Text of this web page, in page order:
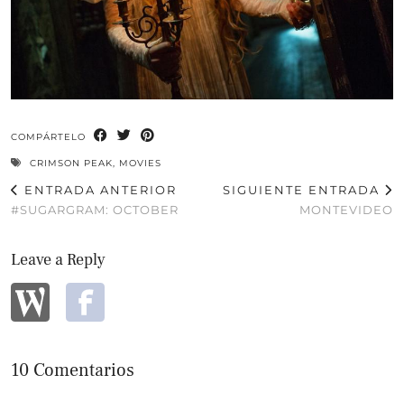
COMPÁRTELO
CRIMSON PEAK, MOVIES
ENTRADA ANTERIOR
#SUGARGRAM: OCTOBER
SIGUIENTE ENTRADA
MONTEVIDEO
Leave a Reply
10 Comentarios